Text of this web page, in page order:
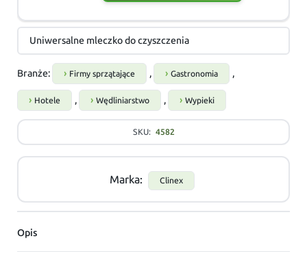
Uniwersalne mleczko do czyszczenia
Branże: Firmy sprzątające , Gastronomia ,
Hotele , Wędliniarstwo , Wypieki
SKU: 4582
Marka: Clinex
Opis